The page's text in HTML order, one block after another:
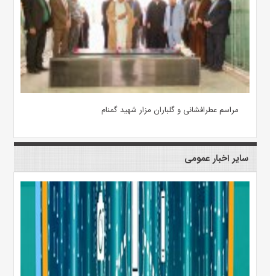
مراسم عطرافشانی و گلباران مزار شهید گمنام
سایر اخبار عمومی